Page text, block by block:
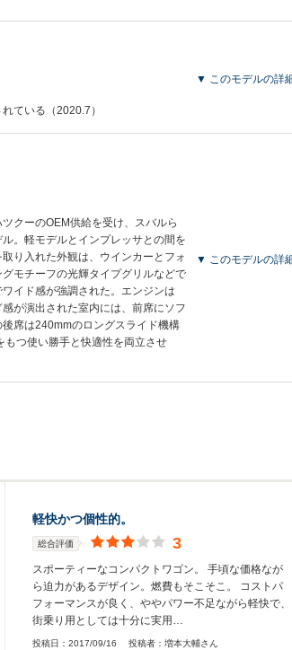
ている（2020.7）
▼ このモデルの詳
クーのOEM供給を受け、スバルら
。軽モデルとインプレッサとの間を
り入れた外観は、ウインカーとフォ
モチーフの光輝タイプグリルなどで
イド感が強調された。エンジンは
が演出された室内には、前席にソフ
席は240mmのロングスライド機構
もつ使い勝手と快適性を両立させ
▼ このモデルの詳
軽快かつ個性的。
総合評価 3
スポーティーなコンパクトワゴン。 手頃な価格なが
ら迫力があるデザイン。燃費もそこそこ。 コストパ
フォーマンスが良く、ややパワー不足ながら軽快で、
街乗り用としては十分に実用…
投稿日： 2017/09/16 投稿者： 増本大輔さん